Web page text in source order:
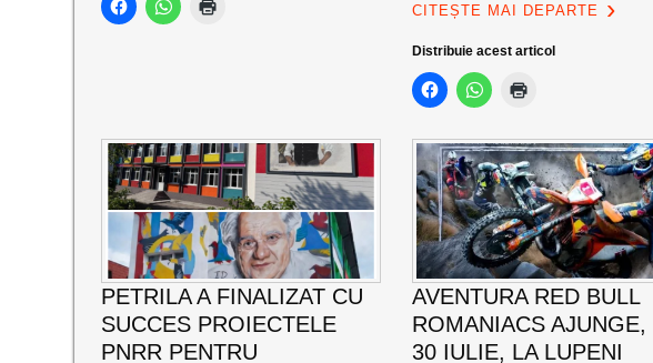
CITEȘTE MAI DEPARTE
Distribuie acest articol
PETRILA A FINALIZAT CU
SUCCES PROIECTELE
PNRR PENTRU
AVENTURA RED BULL
ROMANIACS AJUNGE,
30 IULIE, LA LUPENI